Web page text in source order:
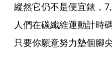
縱然它仍不是便宜錶，
人們在碳纖維運動計時
只要你願意努力墊個腳